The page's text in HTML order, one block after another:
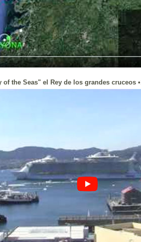
the Seas" el Rey de los grandes cruceos